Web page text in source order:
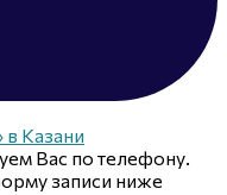
Вас по телефону.
записи ниже